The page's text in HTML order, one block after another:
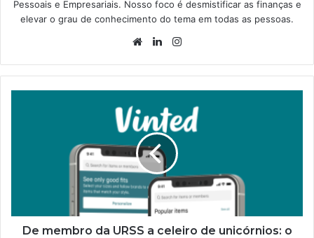
Pessoais e Empresariais. Nosso foco é desmistificar as finanças e
elevar o grau de conhecimento do tema em todas as pessoas.
WebsiteLinkedin
De membro da URSS a celeiro de unicórnios: o